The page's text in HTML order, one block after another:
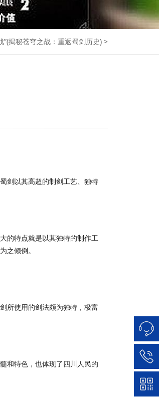
揭秘苍穹之战：重返蜀剑历史) >
剑以其高超的制剑工艺、独特
的特点就是以其独特的制作工
之倾倒。
所使用的剑法颇为独特，极富
和特色，也体现了四川人民的